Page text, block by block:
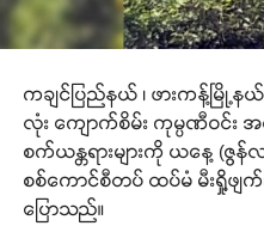
ကချင်ပြည်နယ် ၊ ဖားကန့်မြို့နယ်
လုံး ကျောက်စိမ်း ကုမ္ပဏီဝင်း
စက်ယန္တရားများကို ယနေ့ (ဇွ
စစ်ကောင်စီတပ် ထပ်မံ မီးရှို့ဖျက်
ပြောသည်။